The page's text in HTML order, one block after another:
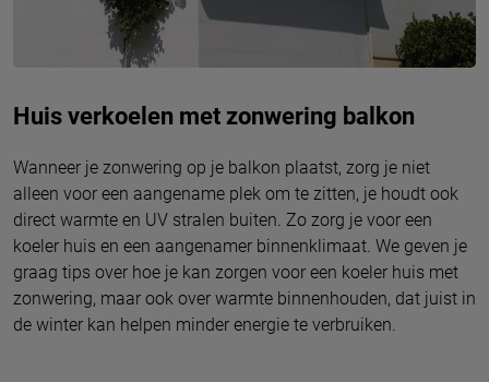
Huis verkoelen met zonwering balkon
Wanneer je zonwering op je balkon plaatst, zorg je niet
alleen voor een aangename plek om te zitten, je houdt ook
direct warmte en UV stralen buiten. Zo zorg je voor een
koeler huis en een aangenamer binnenklimaat. We geven je
graag tips over hoe je kan zorgen voor een koeler huis met
zonwering, maar ook over warmte binnenhouden, dat juist in
de winter kan helpen minder energie te verbruiken.